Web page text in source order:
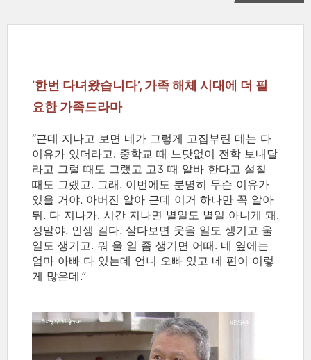
‘한번 다녀왔습니다’, 가족 해체 시대에 더 필
요한 가족드라마
“근데 지나고 보면 네가 그렇게 고집부린 데는 다
이유가 있더라고. 중학교 때 느닷없이 전학 보내달
라고 그럴 때도 그랬고 고3 때 알바 한다고 설칠
때도 그랬고. 그래. 이번에도 분명히 무슨 이유가
있을 거야. 아버진 알아 근데 이거 하나만 꼭 알아
둬. 다 지나가. 시간 지나면 별일도 별일 아니게 돼.
정말야. 인생 길다. 살다보면 웃을 일도 생기고 울
일도 생기고. 뭐 울 일 좀 생기면 어때. 네 옆에는
엄마 아빠 다 있는데 언니 오빠 있고 네 편이 이렇
게 많은데.”